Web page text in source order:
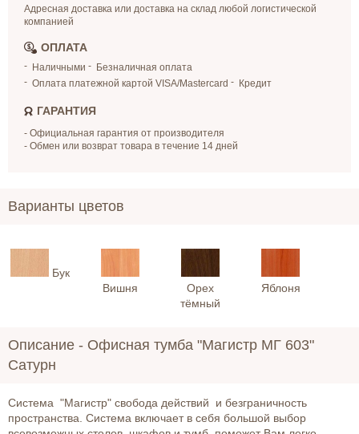
Адресная доставка или доставка на склад любой логистической
компанией
ОПЛАТА
Наличными
Безналичная оплата
Оплата платежной картой VISA/Mastercard
Кредит
ГАРАНТИЯ
- Официальная гарантия от производителя
- Обмен или возврат товара в течение 14 дней
Варианты цветов
Бук
Вишня
Орех
тёмный
Яблоня
Описание - Офисная тумба "Магистр МГ 603"
Сатурн
Система "Магистр" свобода действий и безграничность
пространства. Система включает в себя большой выбор